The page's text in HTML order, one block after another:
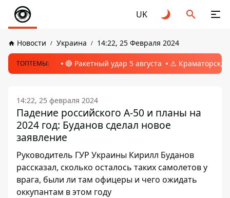
UK
Новости Украина 14:22, 25 Февраля 2024
ТОПТЕМЫ: 🔴 Ракетный удар 5 августа ⚠️ Краматорск,
14:22, 25 февраля 2024
Падение российского А-50 и планы на
2024 год: Буданов сделал новое
заявление
Руководитель ГУР Украины Кирилл Буданов
рассказал, сколько осталось таких самолетов у
врага, были ли там офицеры и чего ожидать
оккупантам в этом году